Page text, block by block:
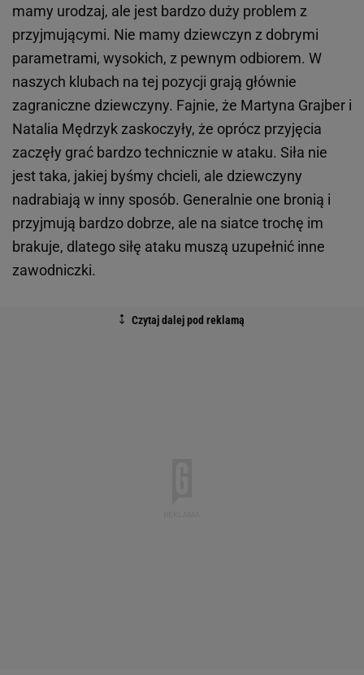
mamy urodzaj, ale jest bardzo duży problem z
przyjmującymi. Nie mamy dziewczyn z dobrymi
parametrami, wysokich, z pewnym odbiorem. W
naszych klubach na tej pozycji grają głównie
zagraniczne dziewczyny. Fajnie, że Martyna Grajber i
Natalia Mędrzyk zaskoczyły, że oprócz przyjęcia
zaczęły grać bardzo technicznie w ataku. Siła nie
jest taka, jakiej byśmy chcieli, ale dziewczyny
nadrabiają w inny sposób. Generalnie one bronią i
przyjmują bardzo dobrze, ale na siatce trochę im
brakuje, dlatego siłę ataku muszą uzupełnić inne
zawodniczki.